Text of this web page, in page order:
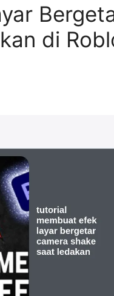
di